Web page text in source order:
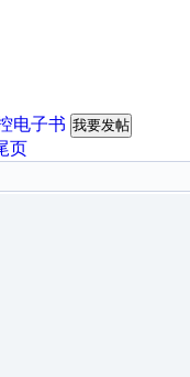
电子书 我要发帖
页